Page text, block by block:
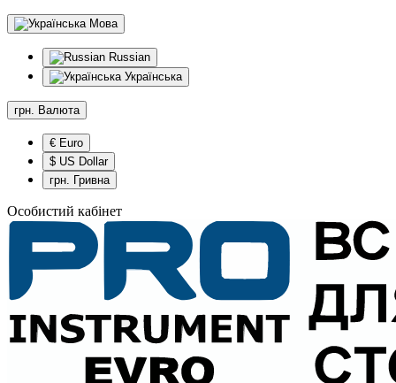
Мова
Russian
Українська
грн. Валюта
€ Euro
$ US Dollar
грн. Гривна
Особистий кабінет